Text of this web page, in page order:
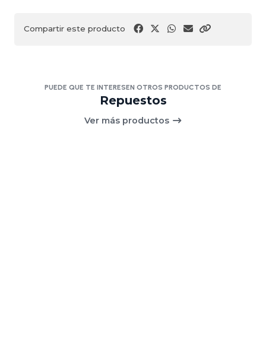
Compartir este producto
PUEDE QUE TE INTERESEN OTROS PRODUCTOS DE
Repuestos
Ver más productos